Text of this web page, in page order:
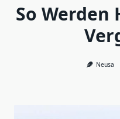
So
Neusa